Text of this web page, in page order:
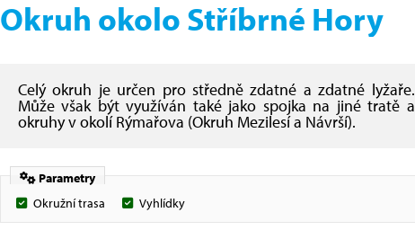
Okruh okolo Stříbrné Hory
Celý okruh je určen pro středně zdatné a zdatné lyžaře.
Může však být využíván také jako spojka na jiné tratě a
okruhy v okolí Rýmařova (Okruh Mezilesí a Návrší).
Parametry
Okružní trasa
Vyhlídky